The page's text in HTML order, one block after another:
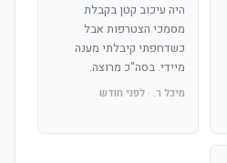
היה עיכוב קטן בקבלת
מסמכי הצטרפות אבל
כשדחפתי קיבלתי מענה
מיידי. בסה"כ מרוצה.
מיכל ר. · לפני חודש